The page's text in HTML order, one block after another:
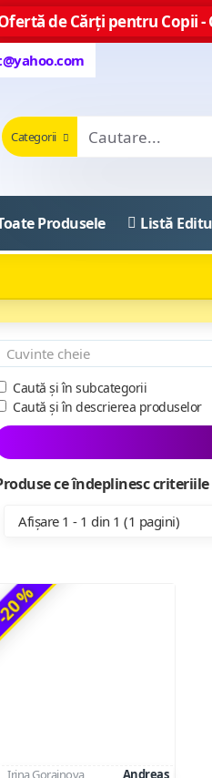
de Cărți pentru Copii -
Categorii
Produsele Listă
Caută și în subcategorii
Caută și în descrierea produselor
ce îndeplinesc
Afișare 1 - 1 din 1 (1 pagini)
%
Irina Gorainova Andreas